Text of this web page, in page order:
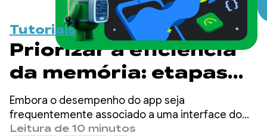
Tutoriais
Priorizar a eficiência
da memória: etapas
essenciais para o
Android 17
Embora o desempenho do app seja
frequentemente associado a uma interface do
usuário fluida e tempos de inicialização rápidos, a
Leitura de 10 minutos